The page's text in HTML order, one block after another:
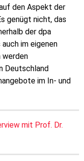
den Aspekt der
genügt nicht, das
der dpa
im eigenen
werden
Deutschland
im In- und
mit Prof. Dr.